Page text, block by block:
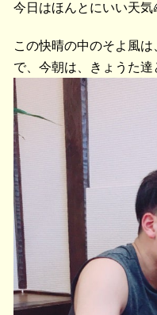
今日はほんとにいい天気
この快晴の中のそよ風
で、今朝は、きょうた達